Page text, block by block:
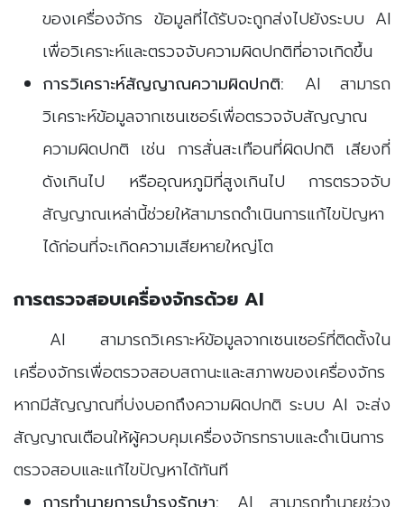
ของเครื่องจักร ข้อมูลที่ได้รับจะถูกส่งไปยังระบบ AI
เพื่อวิเคราะห์และตรวจจับความผิดปกติที่อาจเกิดขึ้น
การวิเคราะห์สัญญาณความผิดปกติ: AI สามารถ
วิเคราะห์ข้อมูลจากเซนเซอร์เพื่อตรวจจับสัญญาณ
ความผิดปกติ เช่น การสั่นสะเทือนที่ผิดปกติ เสียงที่
ดังเกินไป หรืออุณหภูมิที่สูงเกินไป การตรวจจับ
สัญญาณเหล่านี้ช่วยให้สามารถดำเนินการแก้ไขปัญหา
ได้ก่อนที่จะเกิดความเสียหายใหญ่โต
การตรวจสอบเครื่องจักรด้วย AI
AI สามารถวิเคราะห์ข้อมูลจากเซนเซอร์ที่ติดตั้งใน
เครื่องจักรเพื่อตรวจสอบสถานะและสภาพของเครื่องจักร
หากมีสัญญาณที่บ่งบอกถึงความผิดปกติ ระบบ AI จะส่ง
สัญญาณเตือนให้ผู้ควบคุมเครื่องจักรทราบและดำเนินการ
ตรวจสอบและแก้ไขปัญหาได้ทันที